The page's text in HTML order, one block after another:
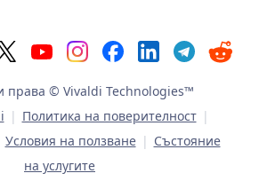
права © Vivaldi Technologies™
| Политика на поверителност |
Условия на ползване | Състояние
на услугите